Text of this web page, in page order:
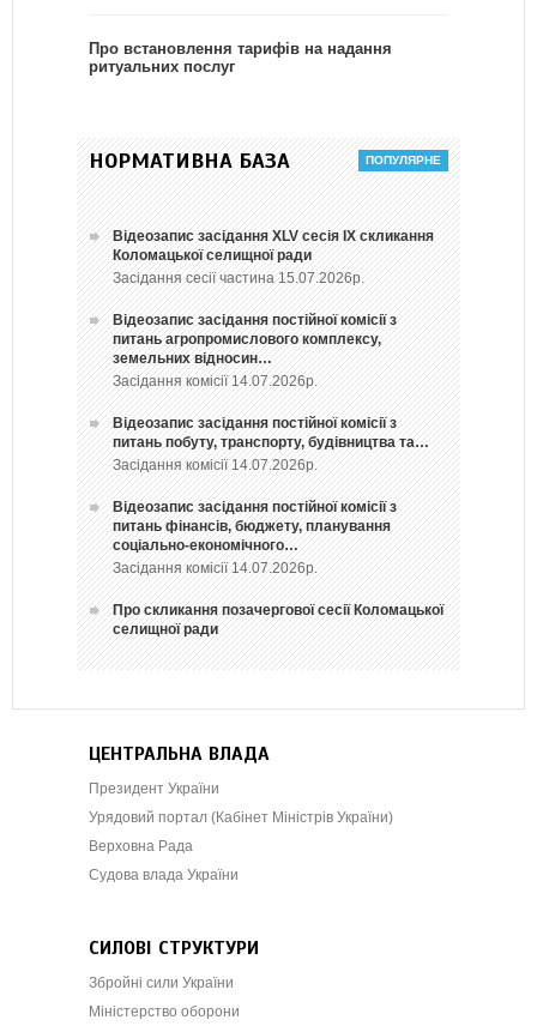
Про встановлення тарифів на надання
ритуальних послуг
НОРМАТИВНА БАЗА
Відеозапис засідання ХLV сесія ІХ скликання
Коломацької селищної ради
Засідання сесії частина 15.07.2026р.
Відеозапис засідання постійної комісії з
питань агропромислового комплексу,
земельних відносин…
Засідання комісії 14.07.2026р.
Відеозапис засідання постійної комісії з
питань побуту, транспорту, будівництва та…
Засідання комісії 14.07.2026р.
Відеозапис засідання постійної комісії з
питань фінансів, бюджету, планування
соціально-економічного…
Засідання комісії 14.07.2026р.
Про скликання позачергової сесії Коломацької
селищної ради
ЦЕНТРАЛЬНА ВЛАДА
Президент України
Урядовий портал (Кабінет Міністрів України)
Верховна Рада
Судова влада України
СИЛОВІ СТРУКТУРИ
Збройні сили України
Міністерство оборони